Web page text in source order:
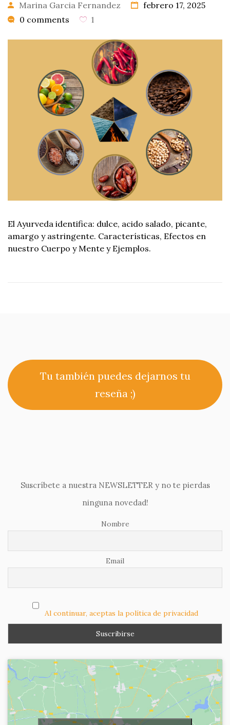
0
Marina Garcia Fernandez
febrero 17, 2025
0 comments
1
El Ayurveda identifica: dulce, acido salado, picante,
amargo y astringente. Características, Efectos en
nuestro Cuerpo y Mente y Ejemplos.
Tu también puedes dejarnos tu
reseña ;)
Suscríbete a nuestra NEWSLETTER y no te pierdas
ninguna novedad!
Nombre
Email
Al continuar, aceptas la política de privacidad